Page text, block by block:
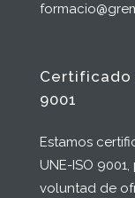
Certificado
9001
Estamos
UNE-ISO
voluntad de